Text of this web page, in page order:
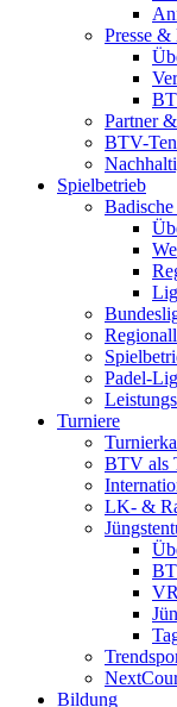
Presse &
Partner
BTV-
Spielbetrieb
Padel-
Turniere
BTV als
LK- &
Bildung